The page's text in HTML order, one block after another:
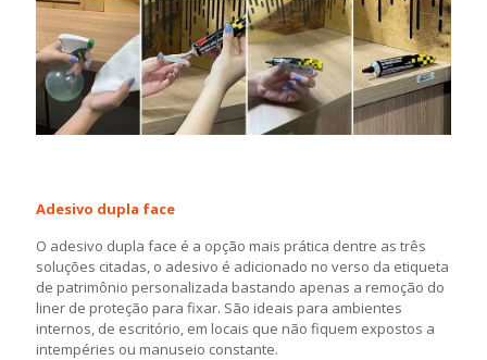
Adesivo dupla face
O adesivo dupla face é a opção mais prática dentre as três
soluções citadas, o adesivo é adicionado no verso da etiqueta
de patrimônio personalizada bastando apenas a remoção do
liner de proteção para fixar. São ideais para ambientes
internos, de escritório, em locais que não fiquem expostos a
intempéries ou manuseio constante.